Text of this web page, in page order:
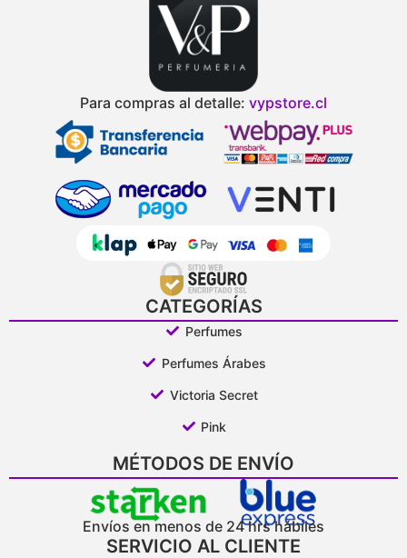
Para compras al detalle: vypstore.cl
CATEGORÍAS
Perfumes
Perfumes Árabes
Victoria Secret
Pink
MÉTODOS DE ENVÍO
Envíos en menos de 24 hrs hábiles
SERVICIO AL CLIENTE